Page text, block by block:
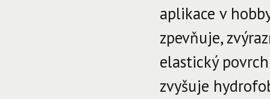
aplikace v
zpevňuje,
elastický
zvyšuje